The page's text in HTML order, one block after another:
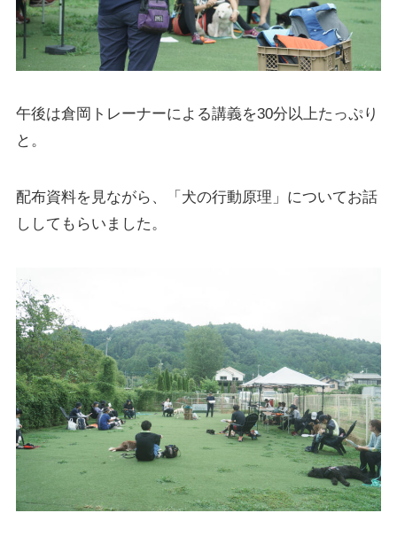
午後は倉岡トレーナーによる講義を30分以上たっぷり
と。
配布資料を見ながら、「犬の行動原理」についてお話
ししてもらいました。